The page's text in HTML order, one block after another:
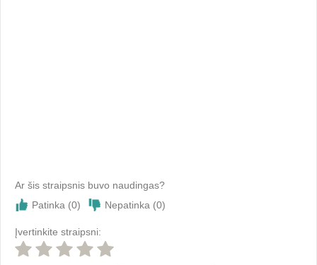
Ar šis straipsnis buvo naudingas?
Patinka (0) Nepatinka (0)
Įvertinkite straipsni: